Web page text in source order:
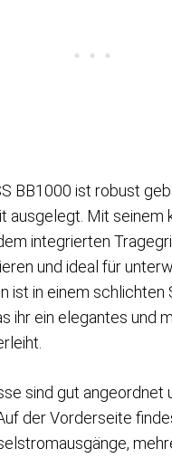
BB1000 ist robust
ausgelegt. Mit seinem
integrierten
und ideal für
ist in einem schlichten
ihr ein elegantes und
sind gut angeordnet
der Vorderseite